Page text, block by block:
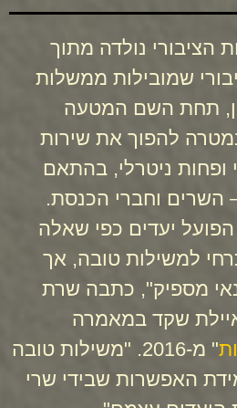
נולדה מתוך
שמובילות ממשלות
תחת השם המטעה
להפוך את שירות
ופחות ניטרלי, בהתאם
השרים וחברי הכנסת.
יעדים כפי שאלה
למשילות טובה, אך
מספיק", כתבה שרת
שקד במאמרה
" מ-2016. "משילות טובה
האפשרות שבידי שרי